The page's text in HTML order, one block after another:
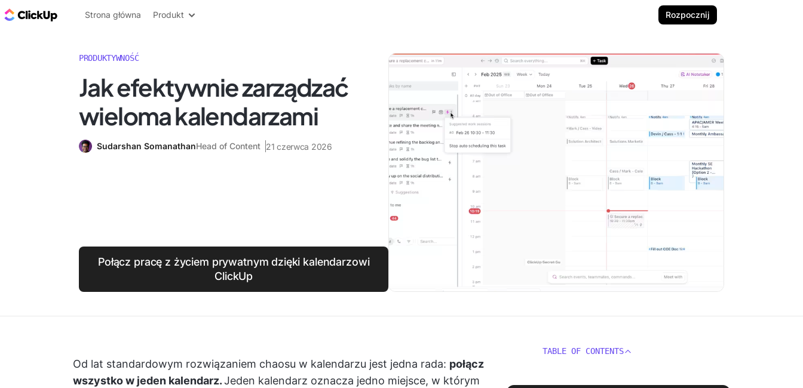
ClickUp Blog
Strona główna Produkt Rozpocznij
PRODUKTYWNOŚĆ
Jak efektywnie zarządzać
wieloma kalendarzami
Sudarshan SomanathanHead of Content 21 czerwca 2026
Połącz pracę z życiem prywatnym dzięki kalendarzowi
ClickUp
Od lat standardowym rozwiązaniem chaosu w kalendarzu jest jedna rada: połącz
wszystko w jeden kalendarz.Jeden kalendarz oznacza jedno miejsce, w którym
TABLE OF CONTENTS